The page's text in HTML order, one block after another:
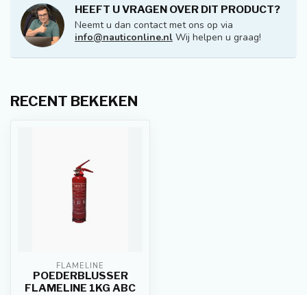
HEEFT U VRAGEN OVER DIT PRODUCT?
Neemt u dan contact met ons op via
info@nauticonline.nl Wij helpen u graag!
RECENT BEKEKEN
FLAMELINE
POEDERBLUSSER
FLAMELINE 1KG ABC